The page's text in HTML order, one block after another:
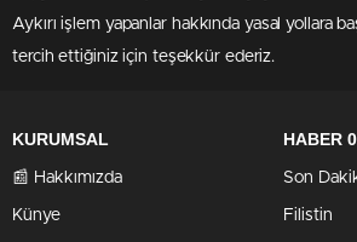
Aykırı işlem yapanlar hakkında yasal yollara
tercih ettiğiniz için teşekkür ederiz.
KURUMSAL
📰 Hakkımızda
Künye
HABER
Son
Filistin